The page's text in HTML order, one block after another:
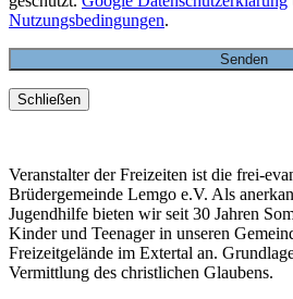
Nutzungsbedingungen.
Schließen
Veranstalter der Freizeiten ist die frei-
Brüdergemeinde Lemgo e.V. Als
Jugendhilfe bieten wir seit 30 Jahren
Kinder und Teenager in unseren
Freizeitgelände im Extertal an.
Vermittlung des christlichen Glaubens.